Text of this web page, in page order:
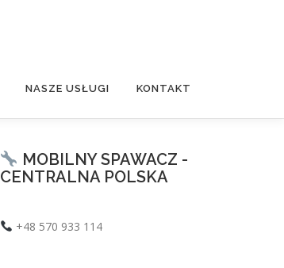
NASZE USŁUGI KONTAKT
MOBILNY SPAWACZ -
CENTRALNA POLSKA
+48 570 933 114